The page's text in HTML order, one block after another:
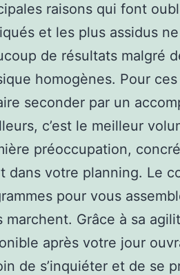
raisons qui font
et les plus assidus
de résultats malgré
homogènes. Pour
seconder par un
c’est le meilleur
préoccupation,
dans votre planning. Le
pour vous
marchent. Grâce à sa
après votre jour
de s’inquiéter et de se